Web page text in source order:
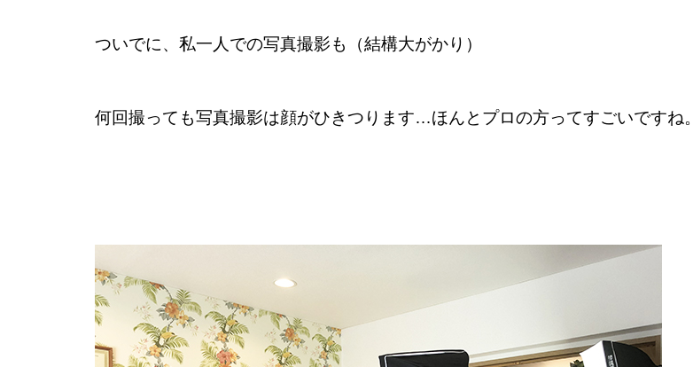
ついでに、私一人での写真撮影も（結構大がかり）
何回撮っても写真撮影は顔がひきつります…ほんとプロの方ってすごいですね。